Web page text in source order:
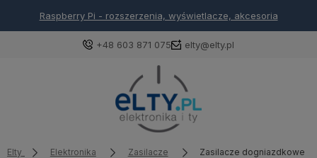
Raspberry Pi - rozszerzenia, wyświetlacze, akcesoria
+48 603 871 075 elty@elty.pl
Elty Elektronika Zasilacze Zasilacze dogniazdkowe